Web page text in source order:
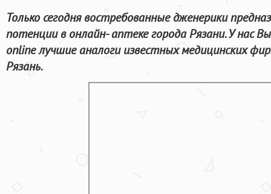
Только сегодня востребованные дженерики
потенции в онлайн- аптеке города Рязани. У нас
online лучшие аналоги известных медицинских
Рязань.